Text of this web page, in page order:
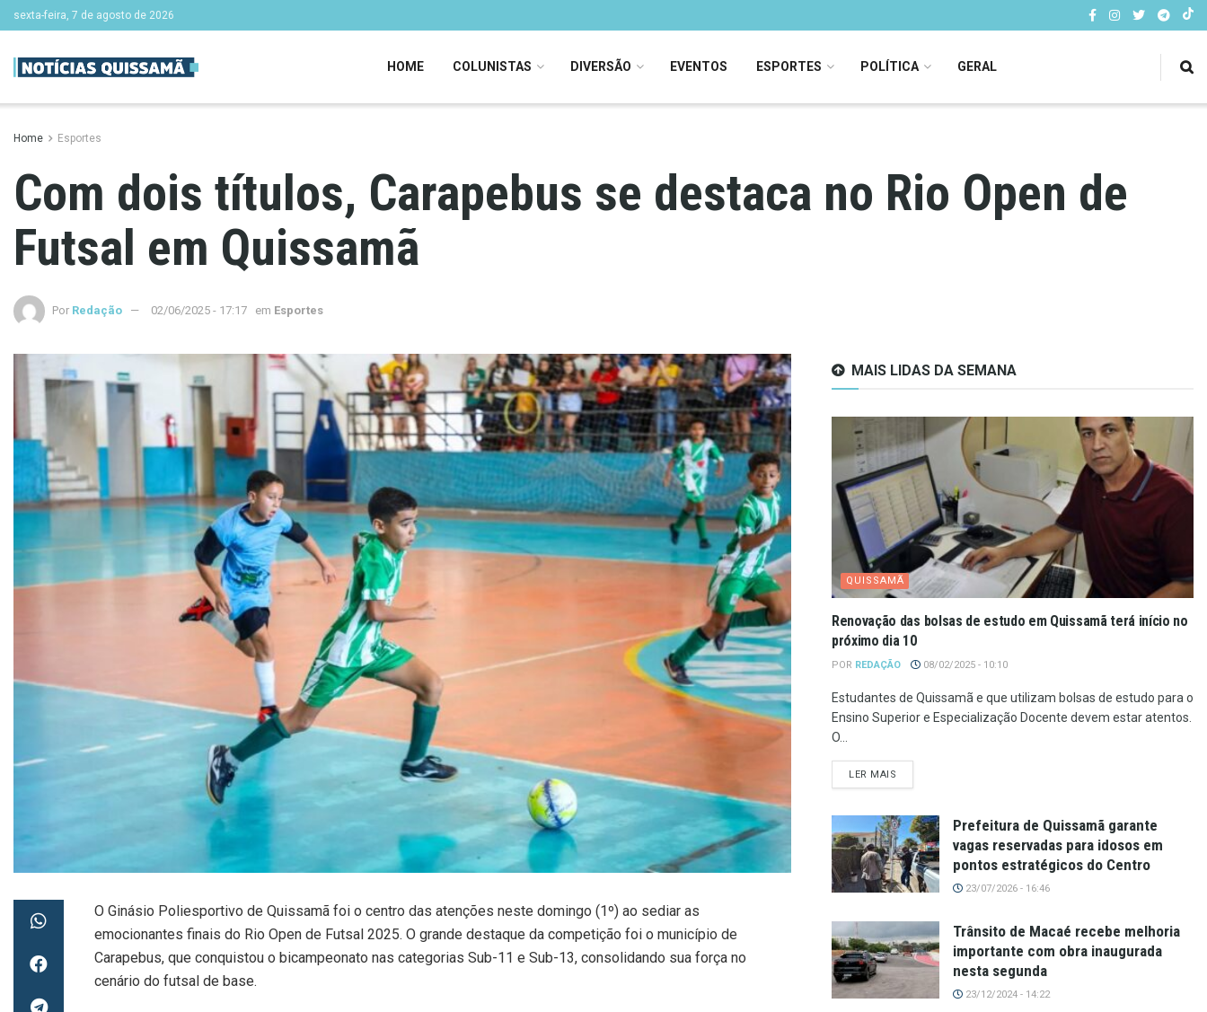
sexta-feira, 7 de agosto de 2026
HOME COLUNISTAS DIVERSÃO EVENTOS ESPORTES POLÍTICA GERAL
Home Esportes
Com dois títulos, Carapebus se destaca no Rio Open de
Futsal em Quissamã
Por Redação 02/06/2025 - 17:17 em Esportes
O Ginásio Poliesportivo de Quissamã foi o centro das atenções neste domingo (1º) ao sediar as
emocionantes finais do Rio Open de Futsal 2025. O grande destaque da competição foi o município de
Carapebus, que conquistou o bicampeonato nas categorias Sub-11 e Sub-13, consolidando sua força no
cenário do futsal de base.
MAIS LIDAS DA SEMANA
QUISSAMÃ
Renovação das bolsas de estudo em Quissamã terá início no
próximo dia 10
POR REDAÇÃO 08/02/2025 - 10:10
Estudantes de Quissamã e que utilizam bolsas de estudo para o
Ensino Superior e Especialização Docente devem estar atentos.
O...
LER MAIS
Prefeitura de Quissamã garante
vagas reservadas para idosos em
pontos estratégicos do Centro
23/07/2026 - 16:46
Trânsito de Macaé recebe melhoria
importante com obra inaugurada
nesta segunda
23/12/2024 - 14:22